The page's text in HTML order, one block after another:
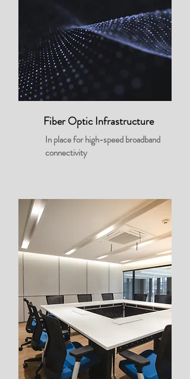
Fiber Optic Infrastructure
In place for high-speed broadband
connectivity